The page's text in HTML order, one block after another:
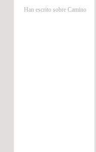
Han escrito sobre Camino